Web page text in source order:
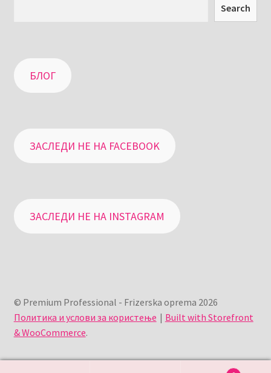
Search
БЛОГ
ЗАСЛЕДИ НЕ НА FACEBOOK
ЗАСЛЕДИ НЕ НА INSTAGRAM
© Premium Professional - Frizerska oprema 2026
Политика и услови за користење
Built with Storefront
& WooCommerce.